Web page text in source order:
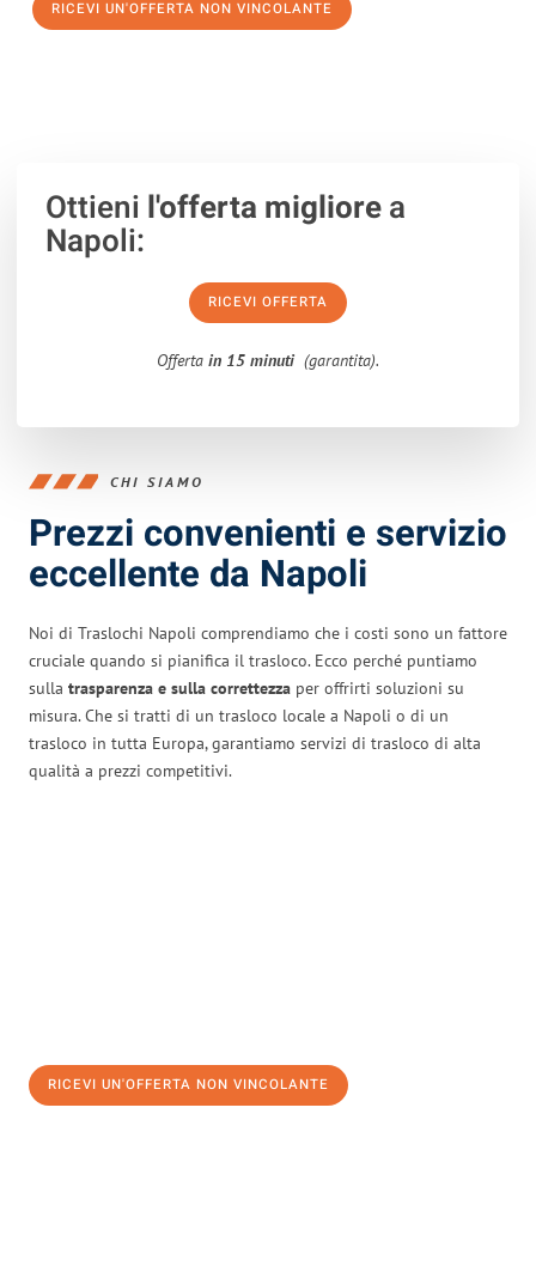
RICEVI UN'OFFERTA NON VINCOLANTE
Ottieni l'offerta migliorea
Napoli:
RICEVI OFFERTA
Offerta in 15 minuti (garantita).
CHI SIAMO
Prezzi convenienti e servizio
eccellente da Napoli
Noi di Traslochi Napoli comprendiamo che i costi sono un fattore
cruciale quando si pianifica il trasloco. Ecco perché puntiamo
sulla trasparenza e sulla correttezza per offrirti soluzioni su
misura. Che si tratti di un trasloco locale a Napoli o di un
trasloco in tutta Europa, garantiamo servizi di trasloco di alta
qualità a prezzi competitivi.
RICEVI UN'OFFERTA NON VINCOLANTE